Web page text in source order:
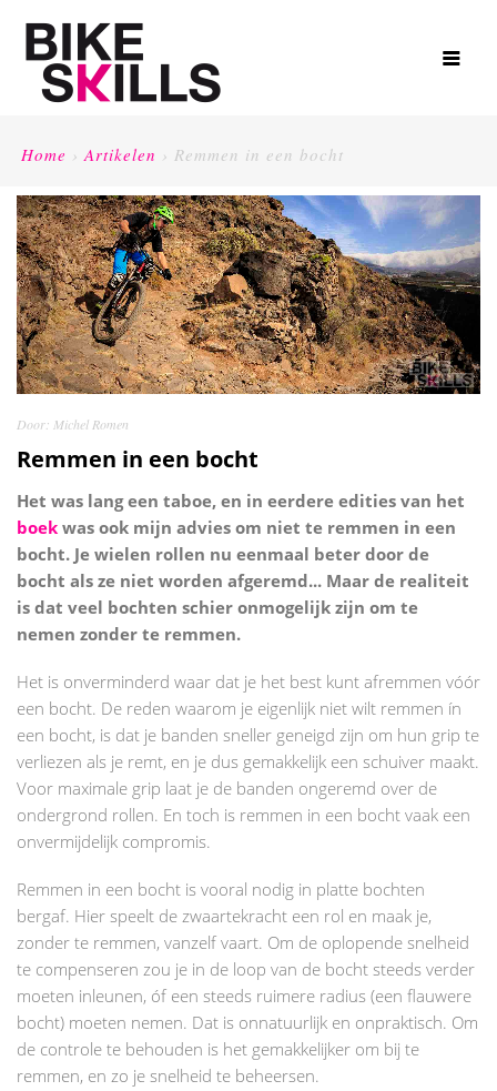
Home ›Artikelen › Remmen in een bocht
Door: Michel Romen
Remmen in een bocht
Het was lang een taboe, en in eerdere edities van het
boek was ook mijn advies om niet te remmen in een
bocht. Je wielen rollen nu eenmaal beter door de
bocht als ze niet worden afgeremd... Maar de realiteit
is dat veel bochten schier onmogelijk zijn om te
nemen zonder te remmen.
Het is onverminderd waar dat je het best kunt afremmen vóór
een bocht. De reden waarom je eigenlijk niet wilt remmen ín
een bocht, is dat je banden sneller geneigd zijn om hun grip te
verliezen als je remt, en je dus gemakkelijk een schuiver maakt.
Voor maximale grip laat je de banden ongeremd over de
ondergrond rollen. En toch is remmen in een bocht vaak een
onvermijdelijk compromis.
Remmen in een bocht is vooral nodig in platte bochten
bergaf. Hier speelt de zwaartekracht een rol en maak je,
zonder te remmen, vanzelf vaart. Om de oplopende snelheid
te compenseren zou je in de loop van de bocht steeds verder
moeten inleunen, óf een steeds ruimere radius (een flauwere
bocht) moeten nemen. Dat is onnatuurlijk en onpraktisch. Om
de controle te behouden is het gemakkelijker om bij te
remmen, en zo je snelheid te beheersen.